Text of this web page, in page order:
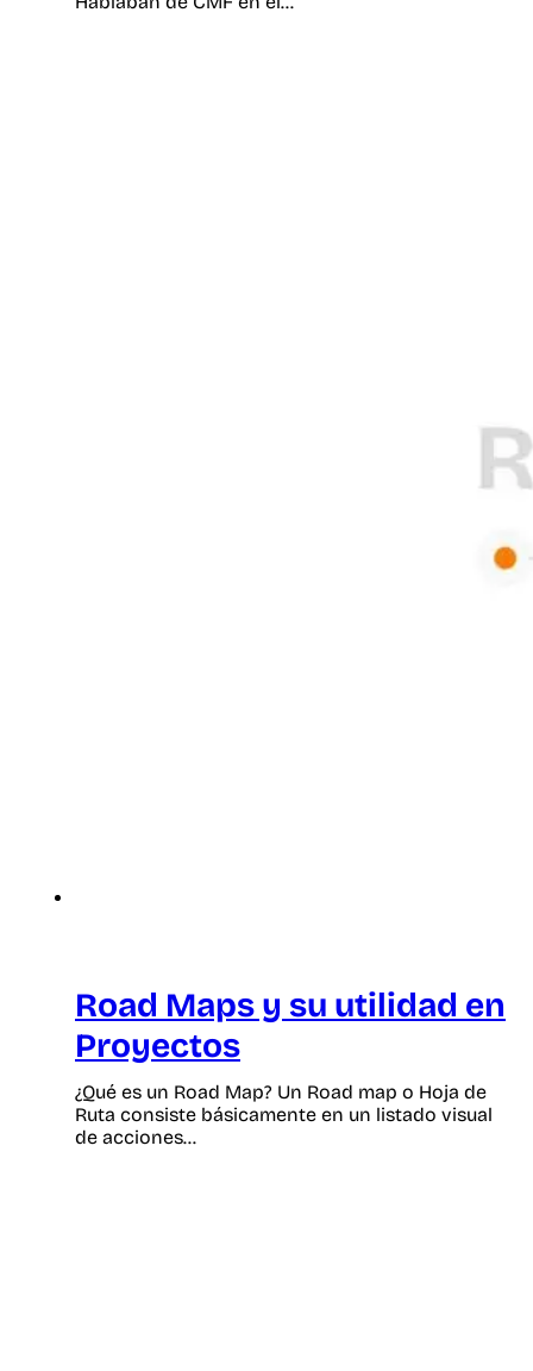
Road Maps y su utilidad en
Proyectos
¿Qué es un Road Map? Un Road map o Hoja de
Ruta consiste básicamente en un listado visual
de acciones…